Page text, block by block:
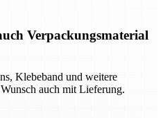
Verpackungsmaterial
Klebeband und weitere
auch mit Lieferung.